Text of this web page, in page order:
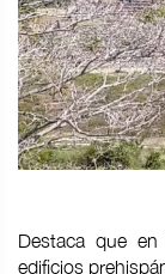
Destaca que
edificios